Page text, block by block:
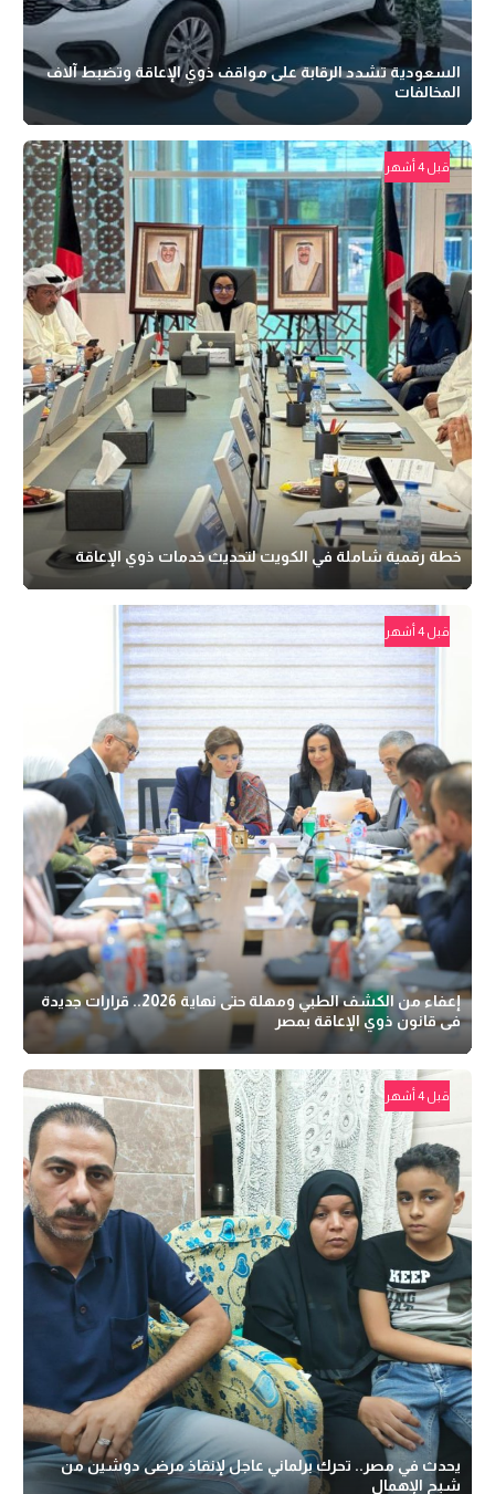
السعودية تشدد الرقابة على مواقف ذوي الإعاقة وتضبط آلاف
المخالفات
قبل 4 أشهر
خطة رقمية شاملة في الكويت لتحديث خدمات ذوي الإعاقة
قبل 4 أشهر
إعفاء من الكشف الطبي ومهلة حتى نهاية 2026.. قرارات جديدة
فى قانون ذوي الإعاقة بمصر
قبل 4 أشهر
يحدث في مصر.. تحرك برلماني عاجل لإنقاذ مرضى دوشين من
شبح الإهمال